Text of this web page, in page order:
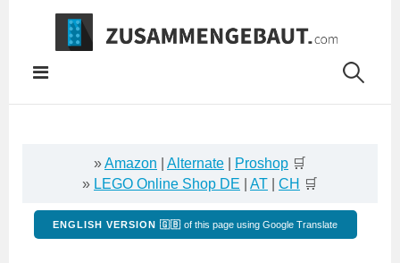
Springe
Inhalt
»Amazon Alternate Proshop 🛒
» LEGO Online Shop DE AT CH 🛒
ENGLISH VERSION 🇬🇧 of this page using Google Translate